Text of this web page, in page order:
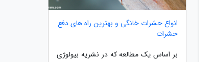
انواع حشرات خانگی و بهترین راه های دفع
حشرات
بر اساس یک مطالعه که در نشریه بیولوژی